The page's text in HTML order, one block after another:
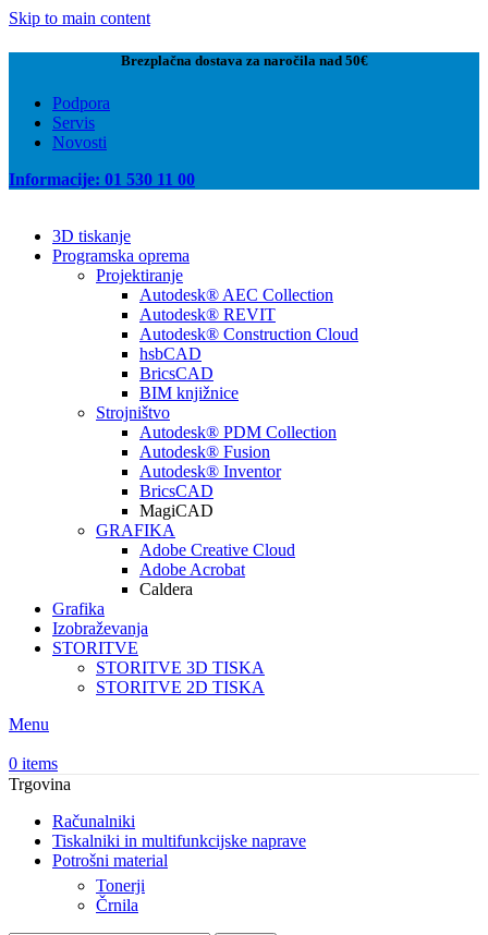
Skip to main content
Brezplačna dostava za naročila nad 50€
Podpora
Servis
Novosti
Informacije: 01 530 11 00
3D tiskanje
Programska oprema
Projektiranje
Autodesk® AEC Collection
Autodesk® REVIT
Autodesk® Construction Cloud
hsbCAD
BricsCAD
BIM knjižnice
Strojništvo
Autodesk® PDM Collection
Autodesk® Fusion
Autodesk® Inventor
BricsCAD
MagiCAD
GRAFIKA
Adobe Creative Cloud
Adobe Acrobat
Caldera
Grafika
Izobraževanja
STORITVE
STORITVE 3D TISKA
STORITVE 2D TISKA
Menu
0 items
Trgovina
Računalniki
Tiskalniki in multifunkcijske naprave
Potrošni material
Tonerji
Črnila